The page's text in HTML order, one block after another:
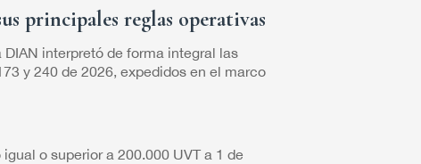
principales reglas operativas
interpretó de forma integral las
y 240 de 2026, expedidos en el marco
o superior a 200.000 UVT a 1 de